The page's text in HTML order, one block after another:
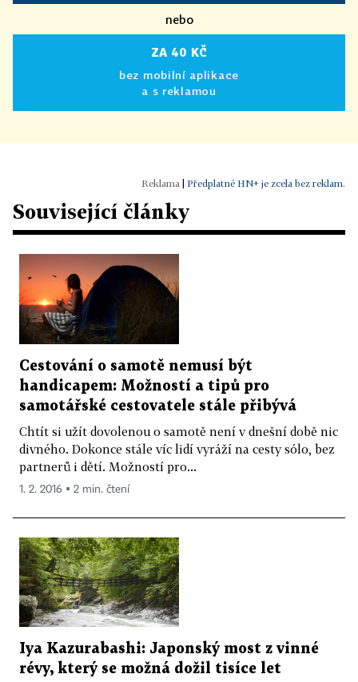
nebo
ZA 40 KČ
bez mobilní aplikace
a s reklamou
Předplatné HN+ je zcela bez reklam.
Související články
Cestování o samotě nemusí být
handicapem: Možností a tipů pro
samotářské cestovatele stále přibývá
Chtít si užít dovolenou o samotě není v dnešní době nic
divného. Dokonce stále víc lidí vyráží na cesty sólo, bez
partnerů i dětí. Možností pro...
1. 2. 2016 ▪ 2 min. čtení
Iya Kazurabashi: Japonský most z vinné
révy, který se možná dožil tisíce let